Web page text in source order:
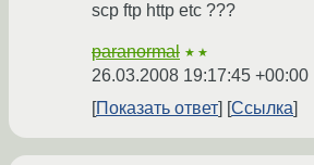
scp ftp http etc ???
paranormal ★★
26.03.2008 19:17:45 +00:00
Показать ответ
Ссылка